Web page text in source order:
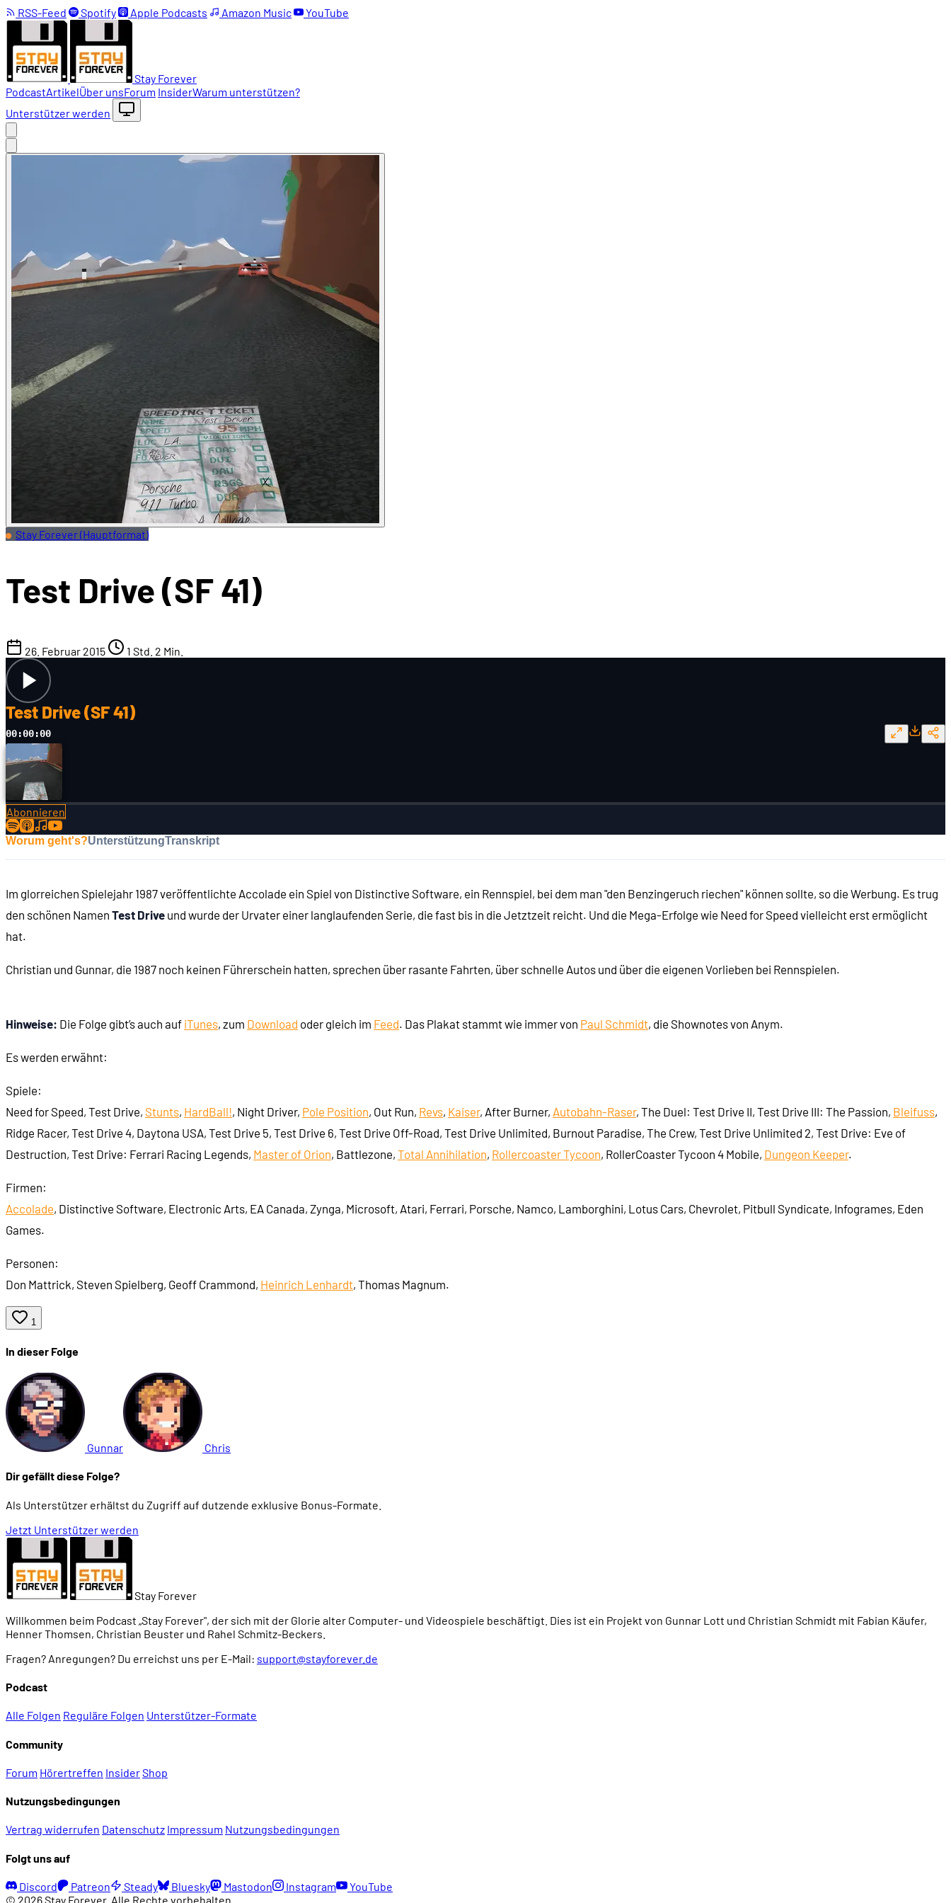
RSS-Feed Spotify Apple Podcasts Amazon Music YouTube
Stay Forever
PodcastArtikelÜber unsForum InsiderWarum unterstützen?
Unterstützer werden
Stay Forever (Hauptformat)
Test Drive (SF 41)
26. Februar 2015 1 Std. 2 Min.
Test Drive (SF 41)
00:00:00
Abonnieren
Worum geht's?UnterstützungTranskript
Im glorreichen Spielejahr 1987 veröffentlichte Accolade ein Spiel von Distinctive Software, ein Rennspiel, bei dem man "den Benzingeruch riechen" können sollte, so die Werbung. Es trug
den schönen Namen Test Drive und wurde der Urvater einer langlaufenden Serie, die fast bis in die Jetztzeit reicht. Und die Mega-Erfolge wie Need for Speed vielleicht erst ermöglicht
hat.
Christian und Gunnar, die 1987 noch keinen Führerschein hatten, sprechen über rasante Fahrten, über schnelle Autos und über die eigenen Vorlieben bei Rennspielen.
Hinweise: Die Folge gibt’s auch auf iTunes, zum Download oder gleich im Feed. Das Plakat stammt wie immer von Paul Schmidt, die Shownotes von Anym.
Es werden erwähnt:
Spiele:
Need for Speed, Test Drive, Stunts, HardBall!, Night Driver, Pole Position, Out Run, Revs, Kaiser, After Burner, Autobahn-Raser, The Duel: Test Drive II, Test Drive III: The Passion, Bleifuss,
Ridge Racer, Test Drive 4, Daytona USA, Test Drive 5, Test Drive 6, Test Drive Off-Road, Test Drive Unlimited, Burnout Paradise, The Crew, Test Drive Unlimited 2, Test Drive: Eve of
Destruction, Test Drive: Ferrari Racing Legends, Master of Orion, Battlezone, Total Annihilation, Rollercoaster Tycoon, RollerCoaster Tycoon 4 Mobile, Dungeon Keeper.
Firmen:
Accolade, Distinctive Software, Electronic Arts, EA Canada, Zynga, Microsoft, Atari, Ferrari, Porsche, Namco, Lamborghini, Lotus Cars, Chevrolet, Pitbull Syndicate, Infogrames, Eden
Games.
Personen:
Don Mattrick, Steven Spielberg, Geoff Crammond, Heinrich Lenhardt, Thomas Magnum.
1
In dieser Folge
Gunnar Chris
Dir gefällt diese Folge?
Als Unterstützer erhältst du Zugriff auf dutzende exklusive Bonus-Formate.
Jetzt Unterstützer werden
Stay Forever
Willkommen beim Podcast „Stay Forever", der sich mit der Glorie alter Computer- und Videospiele beschäftigt. Dies ist ein Projekt von Gunnar Lott und Christian Schmidt mit Fabian Käufer,
Henner Thomsen, Christian Beuster und Rahel Schmitz-Beckers.
Fragen? Anregungen? Du erreichst uns per E-Mail: support@stayforever.de
Podcast
Alle Folgen Reguläre Folgen Unterstützer-Formate
Community
Forum Hörertreffen InsiderShop
Nutzungsbedingungen
Vertrag widerrufen Datenschutz Impressum Nutzungsbedingungen
Folgt uns auf
Discord Patreon Steady Bluesky Mastodon Instagram
YouTube
© 2026 Stay Forever. Alle Rechte vorbehalten.